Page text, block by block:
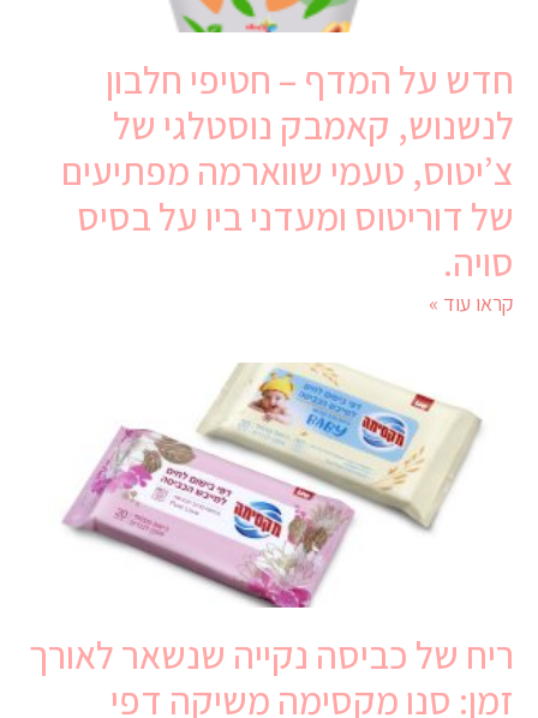
חדש על המדף – חטיפי חלבון
לנשנוש, קאמבק נוסטלגי של
צ’יטוס, טעמי שווארמה מפתיעים
של דוריטוס ומעדני ביו על בסיס
סויה.
קראו עוד »
ריח של כביסה נקייה שנשאר לאורך
זמן: סנו מקסימה משיקה דפי